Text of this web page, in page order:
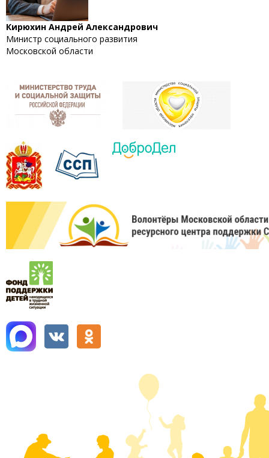
Кирюхин Андрей Александрович
Министр социального развития
Московской области